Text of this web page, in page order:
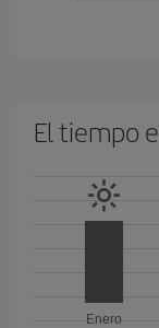
El tiempo
Enero